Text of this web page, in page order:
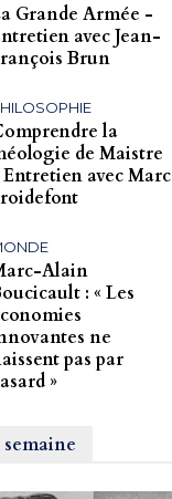
Grande Armée -
avec Jean-
Brun
la
de Maistre
avec Marc
Alain
: « Les
ne
pas par
»
semaine